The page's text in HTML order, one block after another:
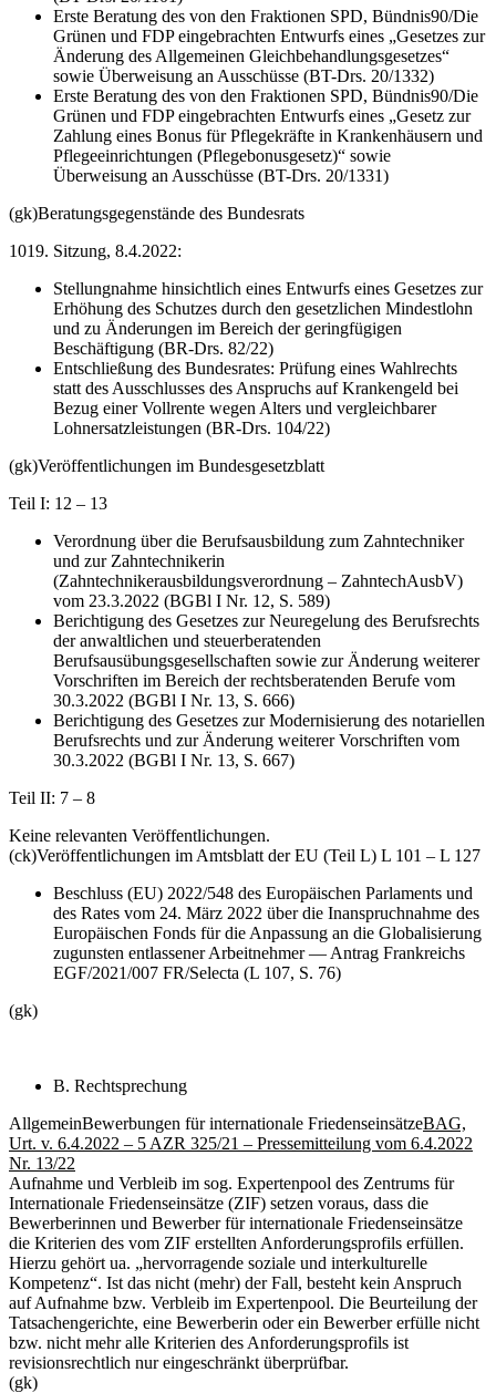
Erste Beratung des von den Fraktionen SPD, Bündnis90/Die
Grünen und FDP eingebrachten Entwurfs eines „Gesetzes zur
Änderung des Allgemeinen Gleichbehandlungsgesetzes“
sowie Überweisung an Ausschüsse (BT-Drs. 20/1332)
Erste Beratung des von den Fraktionen SPD, Bündnis90/Die
Grünen und FDP eingebrachten Entwurfs eines „Gesetz zur
Zahlung eines Bonus für Pflegekräfte in Krankenhäusern und
Pflegeeinrichtungen (Pflegebonusgesetz)“ sowie
Überweisung an Ausschüsse (BT-Drs. 20/1331)
(gk)Beratungsgegenstände des Bundesrats
1019. Sitzung, 8.4.2022:
Stellungnahme hinsichtlich eines Entwurfs eines Gesetzes zur
Erhöhung des Schutzes durch den gesetzlichen Mindestlohn
und zu Änderungen im Bereich der geringfügigen
Beschäftigung (BR-Drs. 82/22)
Entschließung des Bundesrates: Prüfung eines Wahlrechts
statt des Ausschlusses des Anspruchs auf Krankengeld bei
Bezug einer Vollrente wegen Alters und vergleichbarer
Lohnersatzleistungen (BR-Drs. 104/22)
(gk)Veröffentlichungen im Bundesgesetzblatt
Teil I: 12 – 13
Verordnung über die Berufsausbildung zum Zahntechniker
und zur Zahntechnikerin
(Zahntechnikerausbildungsverordnung – ZahntechAusbV)
vom 23.3.2022 (BGBl I Nr. 12, S. 589)
Berichtigung des Gesetzes zur Neuregelung des Berufsrechts
der anwaltlichen und steuerberatenden
Berufsausübungsgesellschaften sowie zur Änderung weiterer
Vorschriften im Bereich der rechtsberatenden Berufe vom
30.3.2022 (BGBl I Nr. 13, S. 666)
Berichtigung des Gesetzes zur Modernisierung des notariellen
Berufsrechts und zur Änderung weiterer Vorschriften vom
30.3.2022 (BGBl I Nr. 13, S. 667)
Teil II: 7 – 8
Keine relevanten Veröffentlichungen.
(ck)Veröffentlichungen im Amtsblatt der EU (Teil L) L 101 – L 127
Beschluss (EU) 2022/548 des Europäischen Parlaments und
des Rates vom 24. März 2022 über die Inanspruchnahme des
Europäischen Fonds für die Anpassung an die Globalisierung
zugunsten entlassener Arbeitnehmer — Antrag Frankreichs
EGF/2021/007 FR/Selecta (L 107, S. 76)
(gk)
B. Rechtsprechung
AllgemeinBewerbungen für internationale FriedenseinsätzeBAG,
Urt. v. 6.4.2022 – 5 AZR 325/21 – Pressemitteilung vom 6.4.2022
Nr. 13/22
Aufnahme und Verbleib im sog. Expertenpool des Zentrums für
Internationale Friedenseinsätze (ZIF) setzen voraus, dass die
Bewerberinnen und Bewerber für internationale Friedenseinsätze
die Kriterien des vom ZIF erstellten Anforderungsprofils erfüllen.
Hierzu gehört ua. „hervorragende soziale und interkulturelle
Kompetenz“. Ist das nicht (mehr) der Fall, besteht kein Anspruch
auf Aufnahme bzw. Verbleib im Expertenpool. Die Beurteilung der
Tatsachengerichte, eine Bewerberin oder ein Bewerber erfülle nicht
bzw. nicht mehr alle Kriterien des Anforderungsprofils ist
revisionsrechtlich nur eingeschränkt überprüfbar.
(gk)